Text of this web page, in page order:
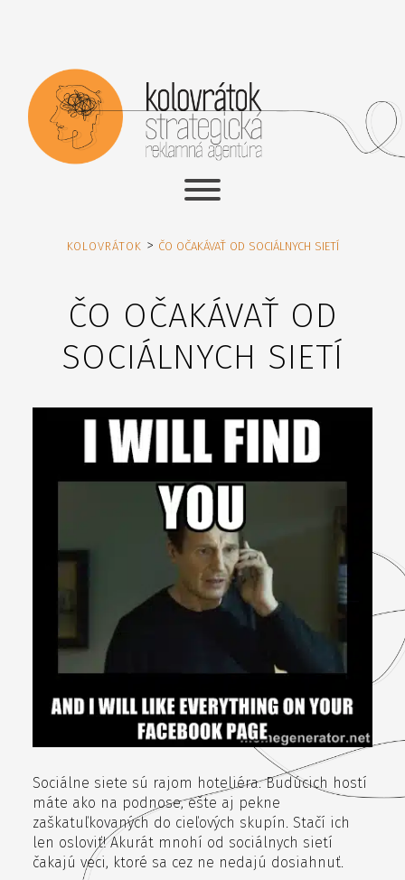
KOLOVRÁTOK > ČO OČAKÁVAŤ OD SOCIÁLNYCH SIETÍ
ČO OČAKÁVAŤ OD
SOCIÁLNYCH SIETÍ
Sociálne siete sú rajom hoteliéra. Budúcich hostí
máte ako na podnose, ešte aj pekne
zaškatuľkovaných do cieľových skupín. Stačí ich
len osloviť! Akurát mnohí od sociálnych sietí
čakajú veci, ktoré sa cez ne nedajú dosiahnuť.